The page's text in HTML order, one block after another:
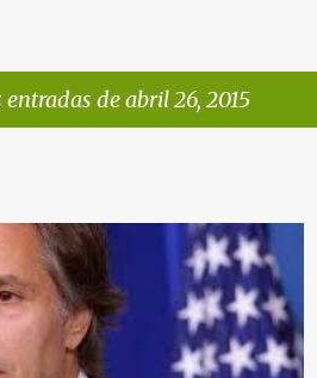
de abril 26, 2015